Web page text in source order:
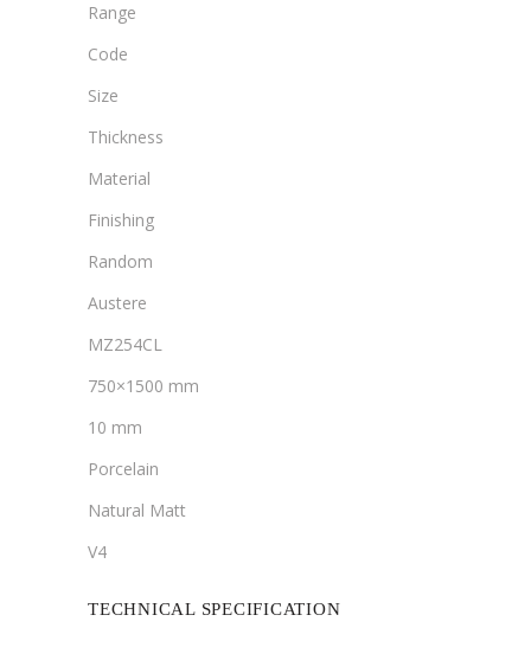
Range
Code
Size
Thickness
Material
Finishing
Random
Austere
MZ254CL
750×1500 mm
10 mm
Porcelain
Natural Matt
V4
TECHNICAL SPECIFICATION